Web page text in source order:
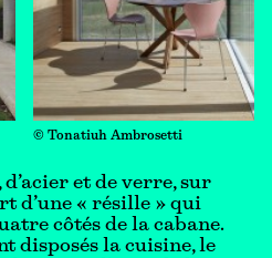
© Tonatiuh Ambrosetti
et de verre, sur
d’une « résille » qui
côtés de la cabane.
disposés la cuisine, le